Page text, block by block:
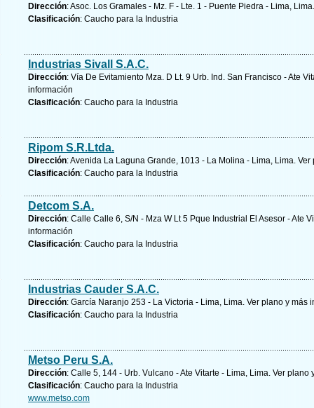
Dirección: Asoc. Los Gramales - Mz. F - Lte. 1 - Puente Piedra - Lima,
Clasificación: Caucho para la Industria
Industrias Sivall S.A.C.
Dirección: Vía De Evitamiento Mza. D Lt. 9 Urb. Ind. San Francisco - Ate
información
Clasificación: Caucho para la Industria
Ripom S.R.Ltda.
Dirección: Avenida La Laguna Grande, 1013 - La Molina - Lima, Lima. Ver
Clasificación: Caucho para la Industria
Detcom S.A.
Dirección: Calle Calle 6, S/N - Mza W Lt 5 Pque Industrial El Asesor - Ate
información
Clasificación: Caucho para la Industria
Industrias Cauder S.A.C.
Dirección: García Naranjo 253 - La Victoria - Lima, Lima. Ver plano y más
Clasificación: Caucho para la Industria
Metso Peru S.A.
Dirección: Calle 5, 144 - Urb. Vulcano - Ate Vitarte - Lima, Lima. Ver plano
Clasificación: Caucho para la Industria
www.metso.com